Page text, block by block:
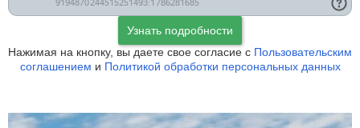
Узнать подробности
Нажимая на кнопку, вы даете свое согласие с Пользовательским
соглашением и Политикой обработки персональных данных